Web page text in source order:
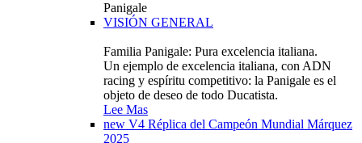
Panigale
VISIÓN GENERAL
Familia Panigale: Pura excelencia italiana.
Un ejemplo de excelencia italiana, con ADN
racing y espíritu competitivo: la Panigale es el
objeto de deseo de todo Ducatista.
Lee Mas
new V4 Réplica del Campeón Mundial Márquez
2025